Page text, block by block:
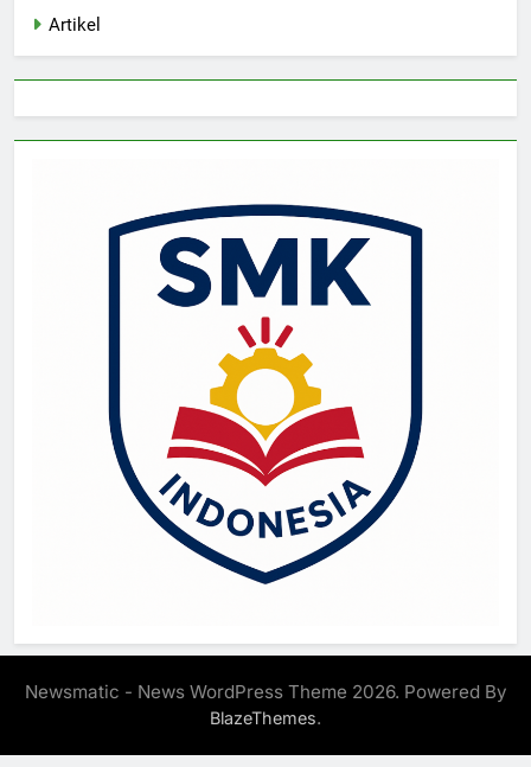
Artikel
Newsmatic - News WordPress Theme 2026. Powered By
BlazeThemes.